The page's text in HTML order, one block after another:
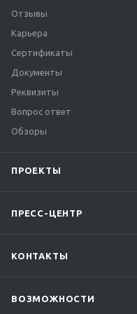
Отзывы
Карьера
Сертификаты
Документы
Реквизиты
Вопрос ответ
Обзоры
ПРОЕКТЫ
ПРЕСС-ЦЕНТР
КОНТАКТЫ
ВОЗМОЖНОСТИ